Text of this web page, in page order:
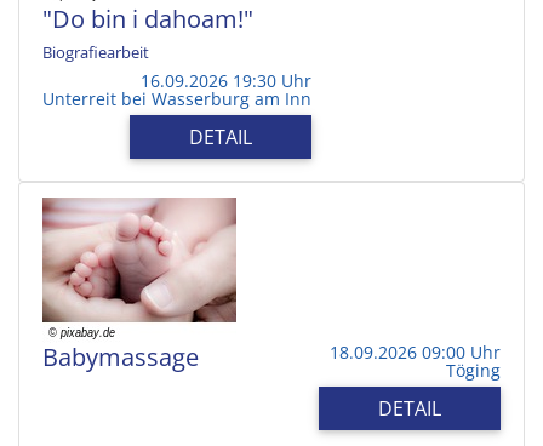
"Do bin i dahoam!"
Biografiearbeit
16.09.2026 19:30 Uhr
Unterreit bei Wasserburg am Inn
DETAIL
Babymassage 18.09.2026 09:00 Uhr
Töging
DETAIL